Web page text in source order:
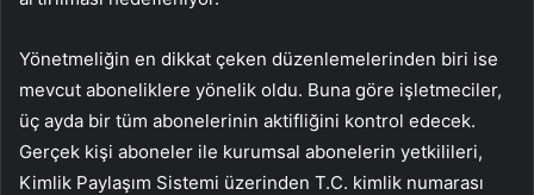
Yönetmeliğin en dikkat çeken düzenlemelerinden biri ise
mevcut aboneliklere yönelik oldu. Buna göre işletmeciler,
üç ayda bir tüm abonelerinin aktifliğini kontrol edecek.
Gerçek kişi aboneler ile kurumsal abonelerin yetkilileri,
Kimlik Paylaşım Sistemi üzerinden T.C. kimlik numarası